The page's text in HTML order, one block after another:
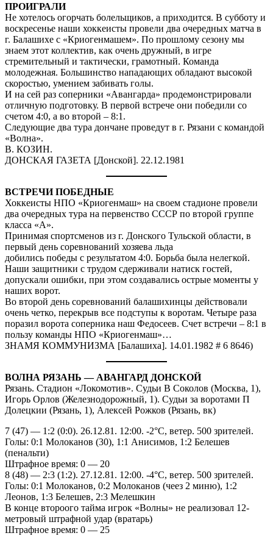
ПРОИГРАЛИ
Не хотелось огорчать болельщиков, а приходится. В субботу и
воскресенье наши хоккеисты провели два очередных матча в
г. Балашихе с «Криогенмашем». По прошлому сезону мы
знаем этот коллектив, как очень дружный, в игре
стремительный и тактически, грамотный. Команда
молодежная. Большинство нападающих обладают высокой
скоростью, умением забивать голы.
И на сей раз соперники «Авангарда» продемонстрировали
отличную подготовку. В первой встрече они победили со
счетом 4:0, а во второй – 8:1.
Следующие два тура дончане проведут в г. Рязани с командой
«Волна».
В. КОЗИН.
ДОНСКАЯ ГАЗЕТА [Донской]. 22.12.1981
ВСТРЕЧИ ПОБЕДНЫЕ
Хоккеисты НПО «Криогенмаш» на своем стадионе провели
два очередных тура на первенство СССР по второй группе
класса «А».
Принимая спортсменов из г. Донского Тульской области, в
первый день соревнований хозяева льда
добились победы с результатом 4:0. Борьба была нелегкой.
Наши защитники с трудом сдерживали натиск гостей,
допускали ошибки, при этом создавались острые моменты у
наших ворот.
Во второй день соревнований балашихинцы действовали
очень четко, перекрыв все подступы к воротам. Четыре раза
поразил ворота соперника наш Федосеев. Счет встречи – 8:1 в
пользу команды НПО «Криогенмаш»…
ЗНАМЯ КОММУНИЗМА [Балашиха]. 14.01.1982 # 6 8646)
ВОЛНА РЯЗАНЬ — АВАНГАРД ДОНСКОЙ
Рязань. Стадион «Локомотив». Судьи В Соколов (Москва, 1),
Игорь Орлов (Железнодорожный, 1). Судьи за воротами П
Долецкии (Рязань, 1), Алексей Рожков (Рязань, вк)
7 (47) — 1:2 (0:0). 26.12.81. 12:00. -2°С, ветер. 500 зрителей.
Голы: 0:1 Молоканов (30), 1:1 Анисимов, 1:2 Белешев
(пенальти)
Штрафное время: 0 — 20
8 (48) — 2:3 (1:2). 27.12.81. 12:00. -4°С, ветер. 500 зрителей.
Голы: 0:1 Молоканов, 0:2 Молоканов (чеез 2 миню), 1:2
Леонов, 1:3 Белешев, 2:3 Мелешкин
В конце второого тайма игрок «Волны» не реализовал 12-
метровый штрафной удар (вратарь)
Штрафное время: 0 — 25